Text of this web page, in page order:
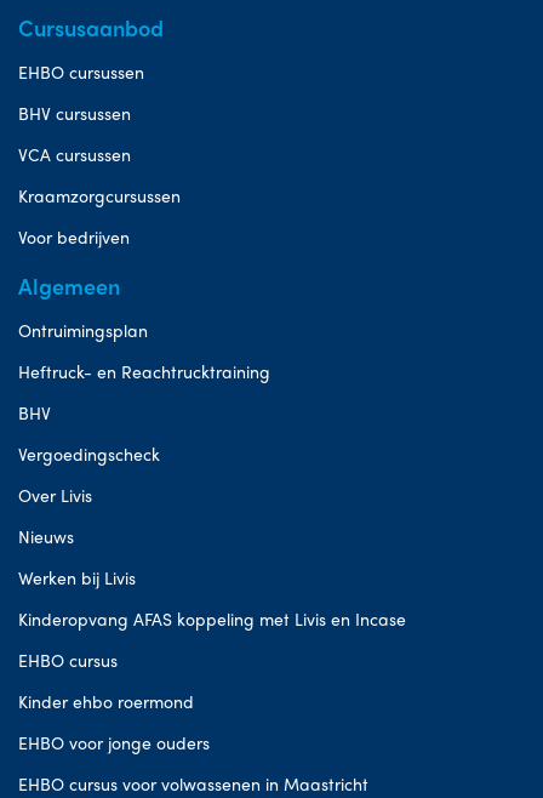
Cursusaanbod
EHBO cursussen
BHV cursussen
VCA cursussen
Kraamzorgcursussen
Voor bedrijven
Algemeen
Ontruimingsplan
Heftruck- en Reachtrucktraining
BHV
Vergoedingscheck
Over Livis
Nieuws
Werken bij Livis
Kinderopvang AFAS koppeling met Livis en Incase
EHBO cursus
Kinder ehbo roermond
EHBO voor jonge ouders
EHBO cursus voor volwassenen in Maastricht